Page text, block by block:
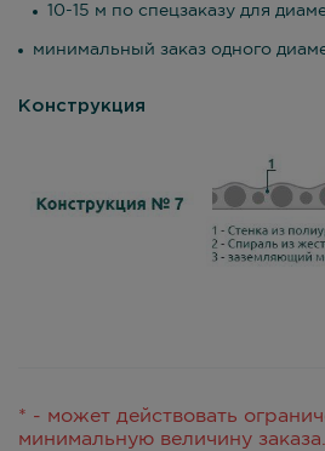
10-15 м по спецзаказу для
минимальный заказ одного
Конструкция
* - может действовать
минимальную величину